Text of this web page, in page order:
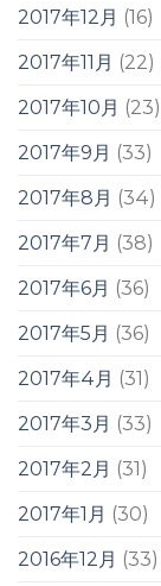
2017年12月 (16)
2017年11月 (22)
2017年10月 (23)
2017年9月 (33)
2017年8月 (34)
2017年7月 (38)
2017年6月 (36)
2017年5月 (36)
2017年4月 (31)
2017年3月 (33)
2017年2月 (31)
2017年1月 (30)
2016年12月 (33)